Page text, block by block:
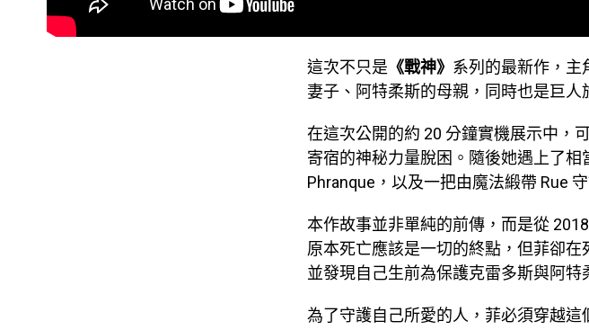
這次不只是 《戰神》 系列的最新作，主
妻子、阿特柔斯的母親，同時也是巨人
在這次公開的約 20 分鐘實機展示中，
寄宿的神秘力量脫困。隨後她遇上了
Phranque，以及一把由魔法緞帶 Rue
本作故事並非單純的前傳，而是從
原本死亡應該是一切的終點，但菲卻在
並發現自己生前為保護克雷多斯與阿
為了守護自己所愛的人，菲必須穿越